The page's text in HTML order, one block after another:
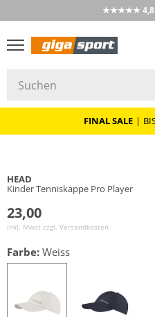
★★★★★ 4,8 /
FINAL SALE |
HEAD
Kinder Tenniskappe Pro Player
23,00
inkl. Mwst zzgl. Versandkosten
Farbe: Weiss